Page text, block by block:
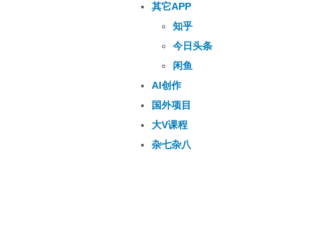
其它APP
知乎
今日头条
闲鱼
AI创作
国外项目
大V课程
杂七杂八